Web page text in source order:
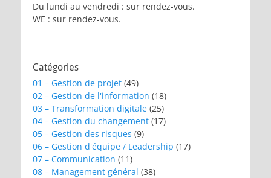
Du lundi au vendredi : sur rendez-vous.
WE : sur rendez-vous.
Catégories
01 – Gestion de projet (49)
02 – Gestion de l'information (18)
03 – Transformation digitale (25)
04 – Gestion du changement (17)
05 – Gestion des risques (9)
06 – Gestion d'équipe / Leadership (17)
07 – Communication (11)
08 – Management général (38)